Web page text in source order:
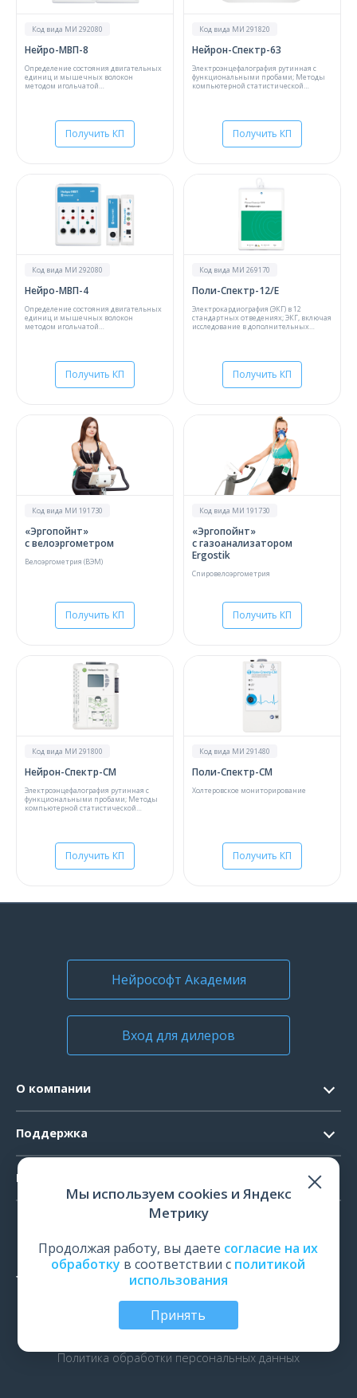
Код вида МИ 292080
Нейро-МВП-8
Определение состояния двигательных
единиц и мышечных волокон
методом игольчатой
по моторным и сенсорным волокнам
периферических нервов;Вызванные
потенциалы мозга одной модальности
Получить КП
Код вида МИ 291820
Нейрон-Спектр-63
Электроэнцефалография рутинная с
функциональными пробами; Методы
компьютерной статистической
Получить КП
Код вида МИ 292080
Нейро-МВП-4
Определение состояния двигательных
единиц и мышечных волокон
методом игольчатой
по моторным и сенсорным волокнам
периферических нервов;Вызванные
потенциалы мозга одной модальности
Получить КП
Код вида МИ 269170
Поли-Спектр-12/Е
Электрокардиография (ЭКГ) в 12
стандартных отведениях; ЭКГ, включая
исследование в дополнительных
Получить КП
Код вида МИ 191730
«Эргопойнт»
с велоэргометром
Велоэргометрия (ВЭМ)
Получить КП
Код вида МИ 191730
«Эргопойнт»
с газоанализатором
Ergostik
Спировелоэргометрия
Получить КП
Код вида МИ 291800
Нейрон-Спектр-СМ
Электроэнцефалография рутинная с
функциональными пробами; Методы
компьютерной статистической
Получить КП
Код вида МИ 291480
Поли-Спектр-СМ
Холтеровское мониторирование
Получить КП
Нейрософт Академия
Вход для дилеров
О компании
Официальные документы
Поддержка
Системные требования
Поверка и калибровка
Продукты
ЭМГ
ИОМ
рПМС
© Все права защищены | ООО «Нейрософт», Иваново,
Политика обработки персональных данных
Мы используем cookies и Яндекс
Метрику
Продолжая работу, вы даете согласие на их
обработку в соответствии с политикой
использования
Принять